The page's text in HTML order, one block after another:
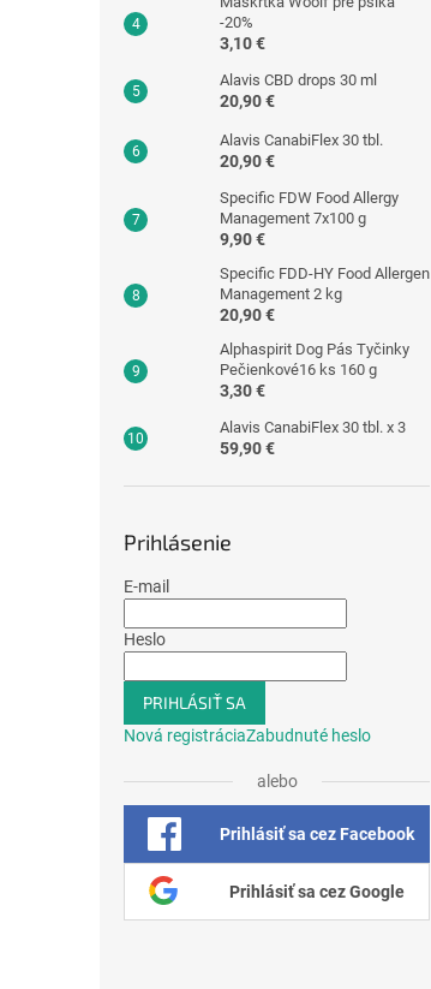
-20%
3,10 €
Alavis CBD drops 30 ml
20,90 €
Alavis CanabiFlex 30 tbl.
20,90 €
Specific FDW Food Allergy
Management 7x100 g
9,90 €
Specific FDD-HY Food Allergen
Management 2 kg
20,90 €
Alphaspirit Dog Pás Tyčinky
Pečienkové16 ks 160 g
3,30 €
Alavis CanabiFlex 30 tbl. x 3
59,90 €
Prihlásenie
E-mail
Heslo
PRIHLÁSIŤ SA
Nová registráciaZabudnuté heslo
alebo
Prihlásiť sa cez Facebook
Prihlásiť sa cez Google